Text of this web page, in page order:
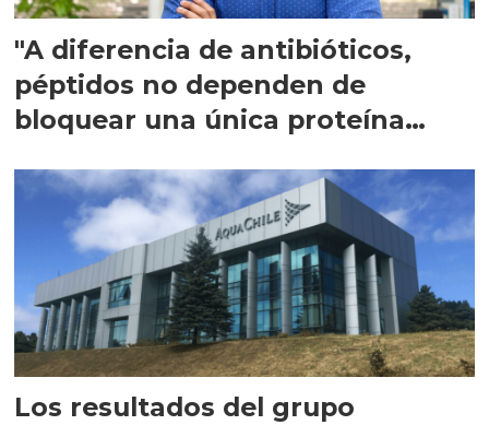
"A diferencia de antibióticos,
péptidos no dependen de
bloquear una única proteína
Los resultados del grupo